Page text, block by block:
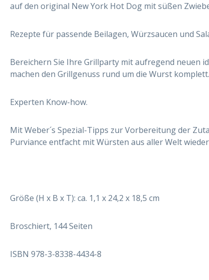
auf den original New York Hot Dog mit süßen
Rezepte für passende Beilagen, Würzsaucen und
Bereichern Sie Ihre Grillparty mit aufregend neuen
machen den Grillgenuss rund um die Wurst komplett.
Experten Know-how.
Mit Weber´s Spezial-Tipps zur Vorbereitung der
Purviance entfacht mit Würsten aus aller Welt
Größe (H x B x T): ca. 1,1 x 24,2 x 18,5 cm
Broschiert, 144 Seiten
ISBN 978-3-8338-4434-8